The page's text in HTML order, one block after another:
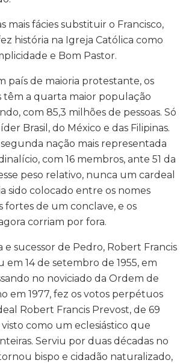
mais fácies substituir o Francisco,
história na Igreja Católica como
e Bom Pastor.
país de maioria protestante, os
têm a quarta maior população
com 85,3 milhões de pessoas. Só
Brasil, do México e das Filipinas.
nação mais representada
com 16 membros, ante 51 da
peso relativo, nunca um cardeal
sido colocado entre os nomes
fortes de um conclave, e os
corriam por fora.
e sucessor de Pedro, Robert Francis
em 14 de setembro de 1955, em
no noviciado da Ordem de
em 1977, fez os votos perpétuos
Robert Francis Prevost, de 69
como um eclesiástico que
Serviu por duas décadas no
bispo e cidadão naturalizado,